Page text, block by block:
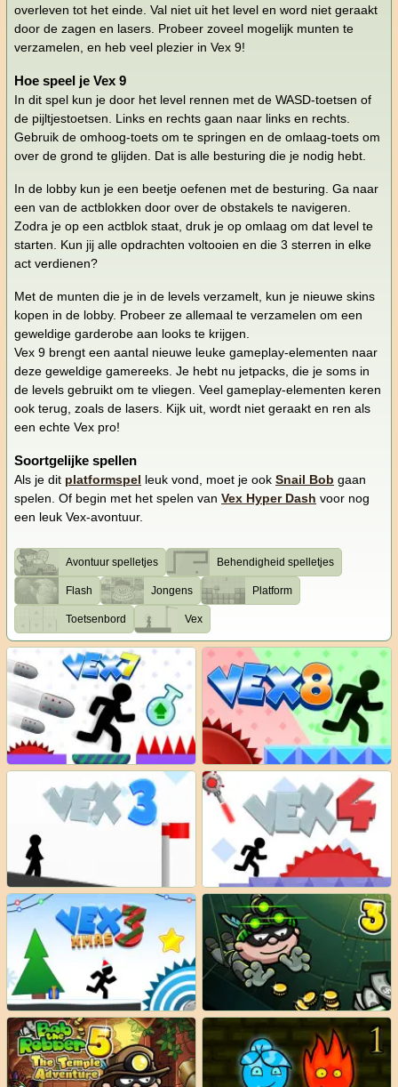
overleven tot het einde. Val niet uit het level en word niet geraakt
door de zagen en lasers. Probeer zoveel mogelijk munten te
verzamelen, en heb veel plezier in Vex 9!
Hoe speel je Vex 9
In dit spel kun je door het level rennen met de WASD-toetsen of
de pijltjestoetsen. Links en rechts gaan naar links en rechts.
Gebruik de omhoog-toets om te springen en de omlaag-toets om
over de grond te glijden. Dat is alle besturing die je nodig hebt.
In de lobby kun je een beetje oefenen met de besturing. Ga naar
een van de actblokken door over de obstakels te navigeren.
Zodra je op een actblok staat, druk je op omlaag om dat level te
starten. Kun jij alle opdrachten voltooien en die 3 sterren in elke
act verdienen?
Met de munten die je in de levels verzamelt, kun je nieuwe skins
kopen in de lobby. Probeer ze allemaal te verzamelen om een
geweldige garderobe aan looks te krijgen.
Vex 9 brengt een aantal nieuwe leuke gameplay-elementen naar
deze geweldige gamereeks. Je hebt nu jetpacks, die je soms in
de levels gebruikt om te vliegen. Veel gameplay-elementen keren
ook terug, zoals de lasers. Kijk uit, wordt niet geraakt en ren als
een echte Vex pro!
Soortgelijke spellen
Als je dit platformspel leuk vond, moet je ook Snail Bob gaan
spelen. Of begin met het spelen van Vex Hyper Dash voor nog
een leuk Vex-avontuur.
Avontuur spelletjes Behendigheid spelletjes
Flash Jongens Platform
Toetsenbord Vex